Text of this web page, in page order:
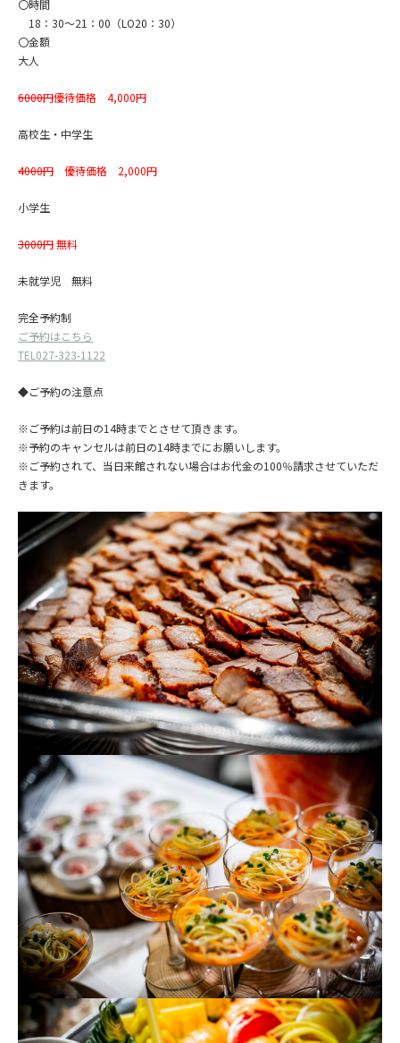
〇時間
18：30～21：00（LO20：30）
〇金額
大人
6000円優待価格 4,000円
高校生・中学生
4000円 優待価格 2,000円
小学生
3000円無料
未就学児 無料
完全予約制
ご予約はこちら
TEL027-323-1122
◆ご予約の注意点
※ご予約は前日の14時までとさせて頂きます。
※予約のキャンセルは前日の14時までにお願いします。
※ご予約されて、当日来館されない場合はお代金の100％請求させていただ
きます。